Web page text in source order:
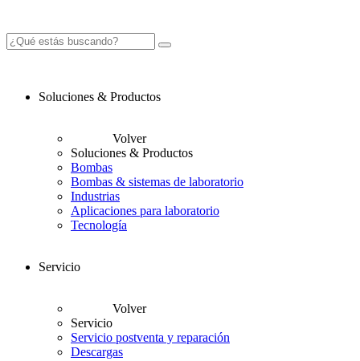
Soluciones & Productos
Volver
Soluciones & Productos
Bombas
Bombas & sistemas de laboratorio
Industrias
Aplicaciones para laboratorio
Tecnología
Servicio
Volver
Servicio
Servicio postventa y reparación
Descargas